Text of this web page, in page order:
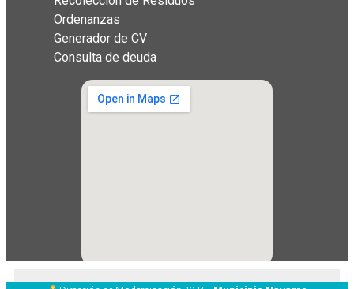
Ordenanzas
Generador de CV
Consulta de deuda